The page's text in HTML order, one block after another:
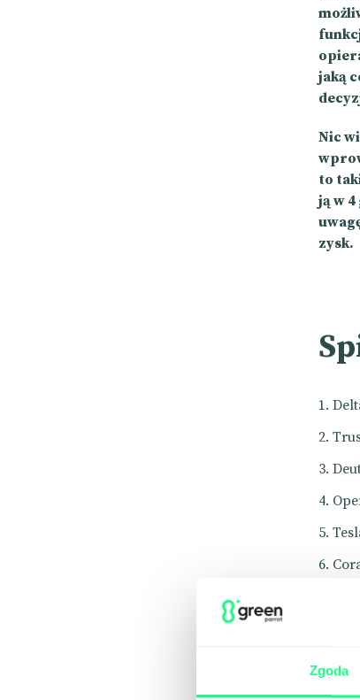
Zgoda
jaką
Nic
to
ją w
zysk.